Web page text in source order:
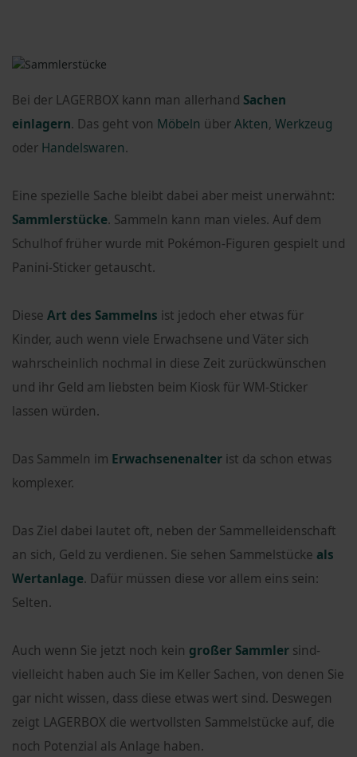
Bei der LAGERBOX kann man allerhand Sachen
einlagern. Das geht von Möbeln überAkten, Werkzeug
oder Handelswaren.
Eine spezielle Sache bleibt dabei aber meist unerwähnt:
Sammlerstücke. Sammeln kann man vieles. Auf dem
Schulhof früher wurde mit Pokémon-Figuren gespielt und
Panini-Sticker getauscht.
Diese Art des Sammelns ist jedoch eher etwas für
Kinder, auch wenn viele Erwachsene und Väter sich
wahrscheinlich nochmal in diese Zeit zurückwünschen
und ihr Geld am liebsten beim Kiosk für WM-Sticker
lassen würden.
Das Sammeln im Erwachsenenalter ist da schon etwas
komplexer.
Das Ziel dabei lautet oft, neben der Sammelleidenschaft
an sich, Geld zu verdienen. Sie sehen Sammelstücke als
Wertanlage. Dafür müssen diese vor allem eins sein:
Selten.
Auch wenn Sie jetzt noch kein großer Sammler sind-
vielleicht haben auch Sie im Keller Sachen, von denen Sie
gar nicht wissen, dass diese etwas wert sind. Deswegen
zeigt LAGERBOX die wertvollsten Sammelstücke auf, die
noch Potenzial als Anlage haben.